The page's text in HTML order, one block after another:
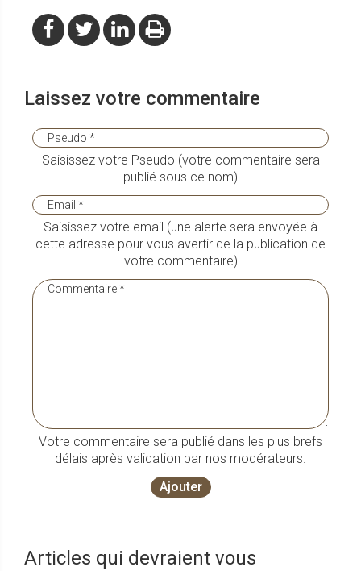
Laissez votre commentaire
Saisissez votre Pseudo (votre commentaire sera
publié sous ce nom)
Saisissez votre email (une alerte sera envoyée à
cette adresse pour vous avertir de la publication de
votre commentaire)
Votre commentaire sera publié dans les plus brefs
délais après validation par nos modérateurs.
Ajouter
Articles qui devraient vous